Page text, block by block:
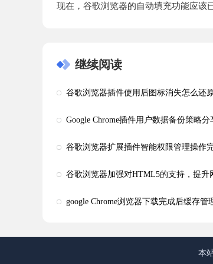
现在，谷歌浏览器的自动填充功能应该
继续阅读
谷歌浏览器插件使用后图标消失怎么还
Google Chrome插件用户数据备份策略分
谷歌浏览器扩展插件智能权限管理操作
谷歌浏览器加强对HTML5的支持，提升
google Chrome浏览器下载完成后缓存管
本